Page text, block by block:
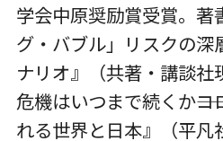
学会中原奨励賞受賞。著
グ・バブル」リスクの深
ナリオ』（共著・講談社
危機はいつまで続くか――
れる世界と日本』（平凡